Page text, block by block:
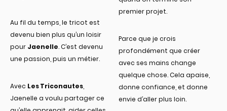
Au fil du temps, le tricot est
devenu bien plus qu’un loisir
pour Jaenelle. C’est devenu
une passion, puis un métier.
Avec Les Triconautes
Jaenelle a voulu partager ce
premier projet.
Parce que je crois
profondément que créer
avec ses mains change
quelque chose. Cela apaise,
donne confiance, et donne
envie d’aller plus loin.